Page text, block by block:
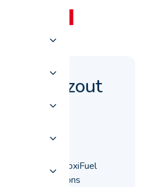
du mazout
approche, ProxiFuel
et les moins bons